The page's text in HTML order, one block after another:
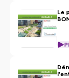
Le
l'entreprise